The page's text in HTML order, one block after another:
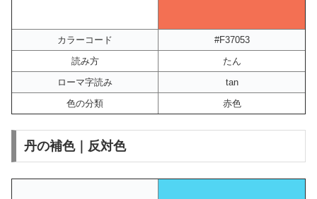
カラーコード
#F37053
読み方
たん
ローマ字読み
tan
色の分類
赤色
丹の補色｜反対色